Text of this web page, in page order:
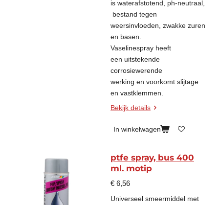
is waterafstotend, ph-neutraal,
bestand tegen
weersinvloeden, zwakke zuren
en basen.
Vaselinespray heeft
een uitstekende
corrosiewerende
werking en voorkomt slijtage
en vastklemmen.
Bekijk details
In winkelwagen
ptfe spray, bus 400
ml. motip
€ 6,56
Universeel smeermiddel met